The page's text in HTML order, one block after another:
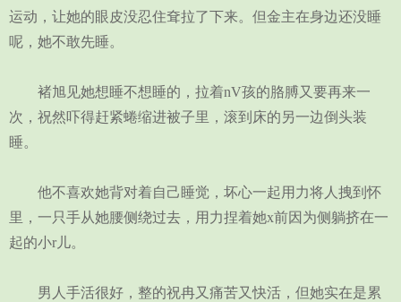
运动，让她的眼皮没忍住耷拉了下来。但金主在身边还没睡
呢，她不敢先睡。
褚旭见她想睡不想睡的，拉着nV孩的胳膊又要再来一
次，祝然吓得赶紧蜷缩进被子里，滚到床的另一边倒头装
睡。
他不喜欢她背对着自己睡觉，坏心一起用力将人拽到怀
里，一只手从她腰侧绕过去，用力捏着她x前因为侧躺挤在一
起的小r儿。
男人手活很好，整的祝冉又痛苦又快活，但她实在是累